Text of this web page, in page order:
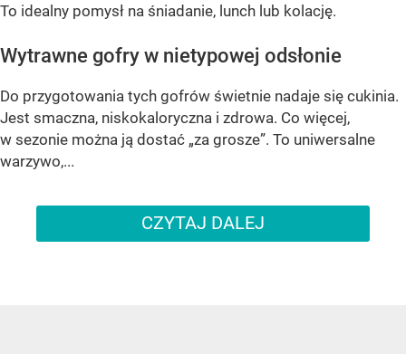
To idealny pomysł na śniadanie, lunch lub kolację.
Wytrawne gofry w nietypowej odsłonie
Do przygotowania tych gofrów świetnie nadaje się cukinia.
Jest smaczna, niskokaloryczna i zdrowa. Co więcej,
w sezonie można ją dostać „za grosze”. To uniwersalne
warzywo,...
CZYTAJ DALEJ